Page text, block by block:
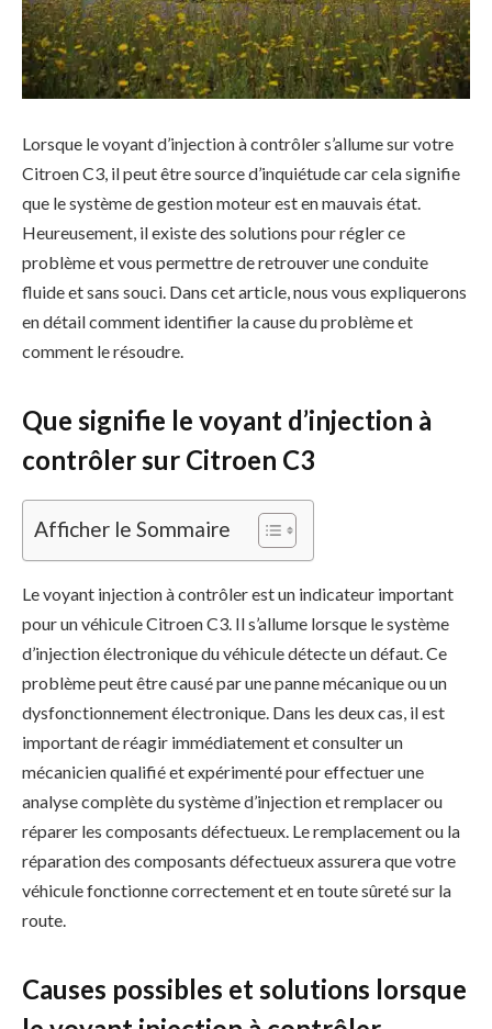
Lorsque le voyant d’injection à contrôler s’allume sur votre
Citroen C3, il peut être source d’inquiétude car cela signifie
que le système de gestion moteur est en mauvais état.
Heureusement, il existe des solutions pour régler ce
problème et vous permettre de retrouver une conduite
fluide et sans souci. Dans cet article, nous vous expliquerons
en détail comment identifier la cause du problème et
comment le résoudre.
Que signifie le voyant d’injection à
contrôler sur Citroen C3
Afficher le Sommaire
Le voyant injection à contrôler est un indicateur important
pour un véhicule Citroen C3. Il s’allume lorsque le système
d’injection électronique du véhicule détecte un défaut. Ce
problème peut être causé par une panne mécanique ou un
dysfonctionnement électronique. Dans les deux cas, il est
important de réagir immédiatement et consulter un
mécanicien qualifié et expérimenté pour effectuer une
analyse complète du système d’injection et remplacer ou
réparer les composants défectueux. Le remplacement ou la
réparation des composants défectueux assurera que votre
véhicule fonctionne correctement et en toute sûreté sur la
route.
Causes possibles et solutions lorsque